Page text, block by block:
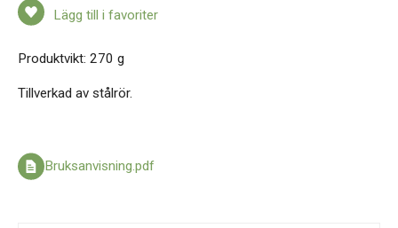
Lägg till i favoriter
Produktvikt: 270 g
Tillverkad av stålrör.
Bruksanvisning.pdf